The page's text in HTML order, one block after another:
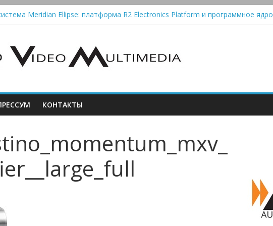
Meridian Ellipse: платформа R2 Electronics Platform и программное
— традиционный виниловый автомат, дополненный Bluetooth
КОНТАКТЫ